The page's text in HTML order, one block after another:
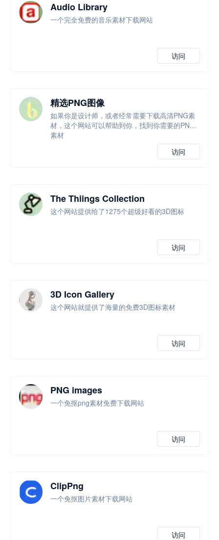
Audio Library
一个完全免费的音乐素材下载网站
访问
精选PNG图像
如果你是设计师，或者经常需要下载高清PNG素
材，这个网站可以帮助到你，找到你需要的PNG
素材
访问
The Thiings Collection
这个网站提供给了1275个超级好看的3D图标
访问
3D Icon Gallery
这个网站就提供了海量的免费3D图标素材
访问
PNG images
一个免抠png素材免费下载网站
访问
ClipPng
一个免抠图片素材下载网站
访问